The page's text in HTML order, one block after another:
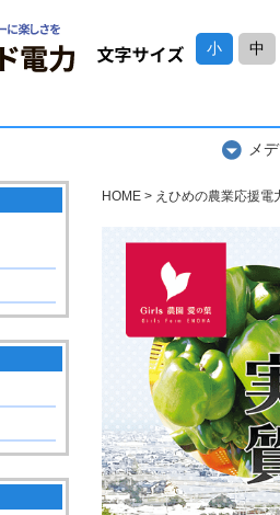
小 中
メ
HOME えひめの農業応援電